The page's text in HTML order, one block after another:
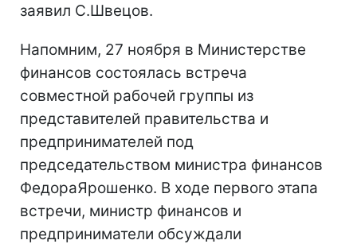
заявил С.Швецов.
Напомним, 27 ноября в Министерстве
финансов состоялась встреча
совместной рабочей группы из
представителей правительства и
предпринимателей под
председательством министра финансов
ФедораЯрошенко. В ходе первого этапа
встречи, министр финансов и
предприниматели обсуждали